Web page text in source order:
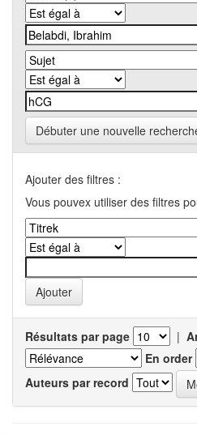
Débuter une nouvelle
Ajouter des filtres :
Vous pouvex utiliser des filtres
Résultats par page |
En order
Auteurs par record